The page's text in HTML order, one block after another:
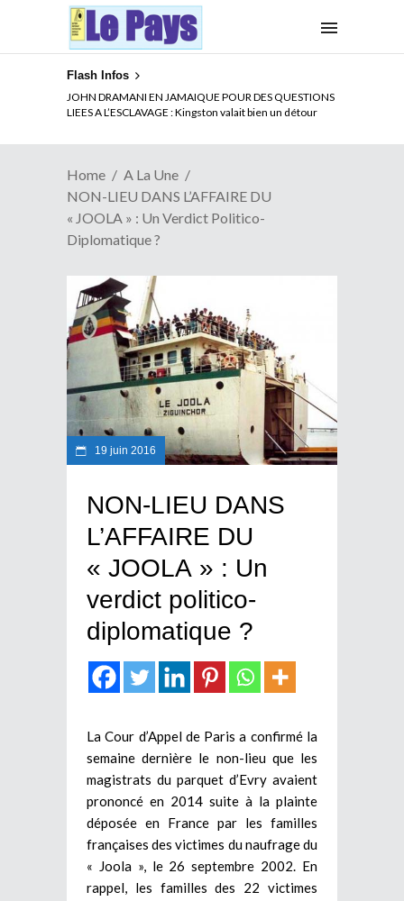
Flash Infos
ELECTION DE TALON A LA TETE DU SENAT BENINOIS :
Quand Patrice quitte le pouvoir sans partir !
Home
A La Une
NON-LIEU DANS L’AFFAIRE DU
« JOOLA » : Un Verdict Politico-
Diplomatique ?
19 juin 2016
NON-LIEU DANS
L’AFFAIRE DU
« JOOLA » : Un
verdict politico-
diplomatique ?
La Cour d’Appel de Paris a confirmé la
semaine dernière le non-lieu que les
magistrats du parquet d’Evry avaient
prononcé en 2014 suite à la plainte
déposée en France par les familles
françaises des victimes du naufrage du
« Joola », le 26 septembre 2002. En
rappel, les familles des 22 victimes